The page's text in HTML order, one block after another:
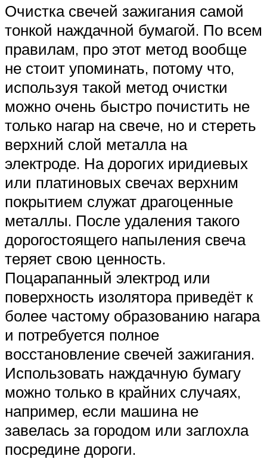
Очистка свечей зажигания самой
тонкой наждачной бумагой. По всем
правилам, про этот метод вообще
не стоит упоминать, потому что,
используя такой метод очистки
можно очень быстро почистить не
только нагар на свече, но и стереть
верхний слой металла на
электроде. На дорогих иридиевых
или платиновых свечах верхним
покрытием служат драгоценные
металлы. После удаления такого
дорогостоящего напыления свеча
теряет свою ценность.
Поцарапанный электрод или
поверхность изолятора приведёт к
более частому образованию нагара
и потребуется полное
восстановление свечей зажигания.
Использовать наждачную бумагу
можно только в крайних случаях,
например, если машина не
завелась за городом или заглохла
посредине дороги.